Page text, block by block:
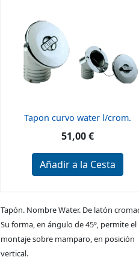
Tapon curvo water l/crom.
51,00 €
Añadir a la Cesta
Tapón. Nombre Water. De latón
Su forma, en ángulo de 45º, permite el
montaje sobre mamparo, en posición
vertical.